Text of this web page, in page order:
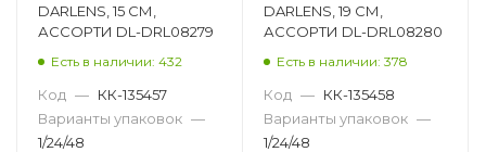
DARLENS, 15 СМ,
АССОРТИ DL-DRL08279
Есть в наличии: 432
Код — КК-135457
Варианты упаковок —
1/24/48
DARLENS, 19 СМ,
АССОРТИ DL-DRL08280
Есть в наличии: 378
Код — КК-135458
Варианты упаковок —
1/24/48